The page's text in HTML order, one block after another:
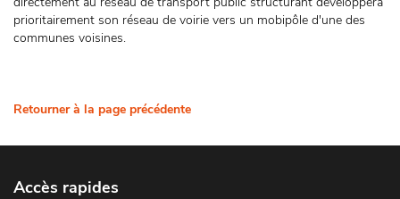
prioritairement son réseau de voirie vers un mobipôle d'une des
communes voisines.
Retourner à la page précédente
Accès rapides